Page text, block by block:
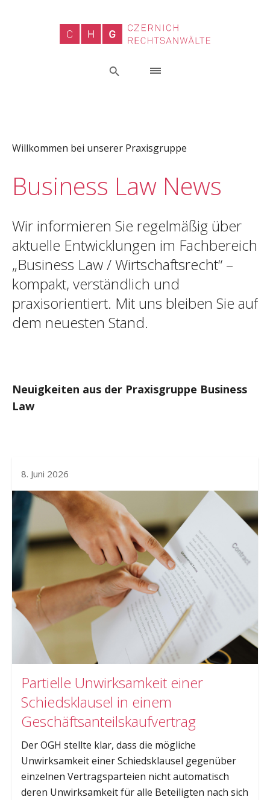
Willkommen bei unserer Praxisgruppe
Business Law News
Wir informieren Sie regelmäßig über
aktuelle Entwicklungen im Fachbereich
„Business Law / Wirtschaftsrecht“ –
kompakt, verständlich und
praxisorientiert. Mit uns bleiben Sie auf
dem neuesten Stand.
Neuigkeiten aus der Praxisgruppe Business
Law
8. Juni 2026
Partielle Unwirksamkeit einer
Schiedsklausel in einem
Geschäftsanteilskaufvertrag
Der OGH stellte klar, dass die mögliche
Unwirksamkeit einer Schiedsklausel gegenüber
einzelnen Vertragsparteien nicht automatisch
deren Unwirksamkeit für alle Beteiligten nach sich